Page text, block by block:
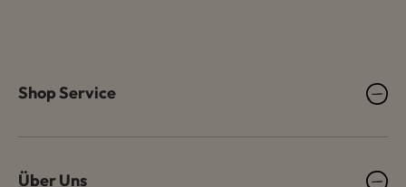
Shop Service
Über Uns